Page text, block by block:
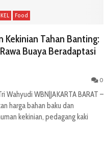
Food
Kekinian Tahan Banting:
Buaya Beradaptasi
0
Wahyudi WBN|JAKARTA BARAT –
harga bahan baku dan
kekinian, pedagang kaki